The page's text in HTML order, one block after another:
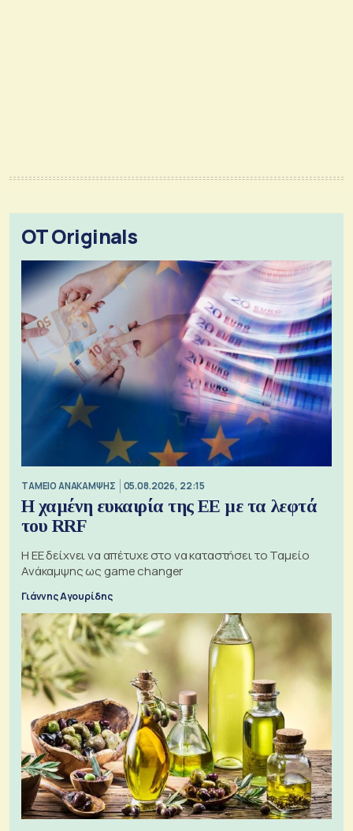
OT Originals
ΤΑΜΕΙΟ ΑΝΑΚΑΜΨΗΣ 05.08.2026, 22:15
Η χαμένη ευκαιρία της ΕΕ με τα λεφτά
του RRF
Η ΕΕ δείχνει να απέτυχε στο να καταστήσει το Ταμείο
Ανάκαμψης ως game changer
Γιάννης Αγουρίδης